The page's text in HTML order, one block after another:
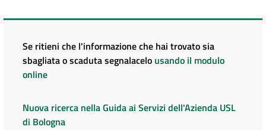
Se ritieni che l'informazione che hai trovato sia
sbagliata o scaduta segnalacelo usando il modulo
online
Nuova ricerca nella Guida ai Servizi dell'Azienda USL
di Bologna